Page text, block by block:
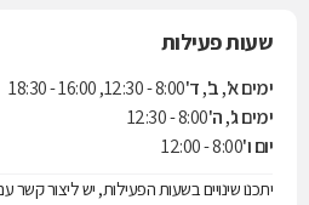
שעות פעילות
ימים א', ב', ד'8:00 - 12:30, 16:00 - 18:30
ימים ג', ה'8:00 - 12:30
יום ו'8:00 - 12:00
יתכנו שינויים בשעות הפעילות, יש ליצור